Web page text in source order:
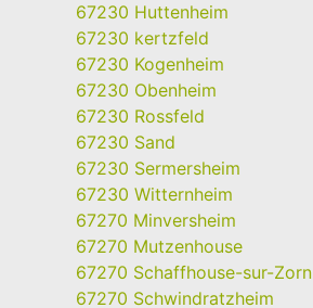
67230 Huttenheim
67230 kertzfeld
67230 Kogenheim
67230 Obenheim
67230 Rossfeld
67230 Sand
67230 Sermersheim
67230 Witternheim
67270 Minversheim
67270 Mutzenhouse
67270 Schaffhouse-sur-Zorn
67270 Schwindratzheim